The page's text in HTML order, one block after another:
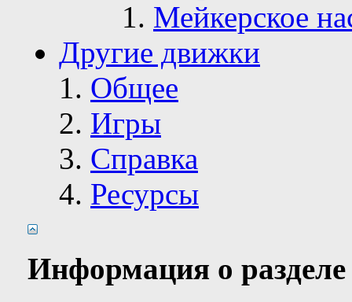
Мейкерское
Другие движки
Общее
Игры
Справка
Ресурсы
Информация о